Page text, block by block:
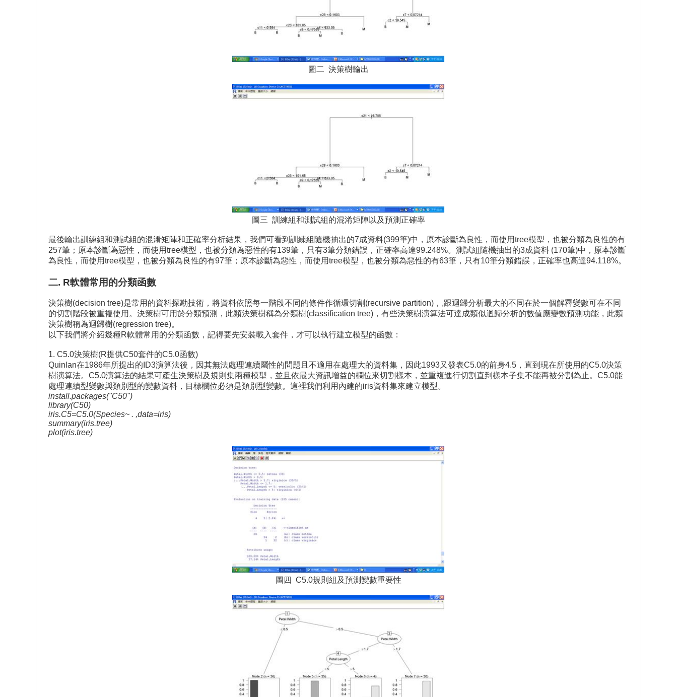
圖二 決策樹輸出
圖三 訓練組和測試組的混淆矩陣以及預測正確率
最後輸出訓練組和測試組的混淆矩陣和正確率分析結果，我們可看到訓練組隨機抽出的7成資料(399筆)中，原本診斷為良性，而使用tree模型，也被分類為良性的有
257筆；原本診斷為惡性，而使用tree模型，也被分類為惡性的有139筆，只有3筆分類錯誤，正確率高達99.248%。測試組隨機抽出的3成資料 (170筆)中，原本診斷
為良性，而使用tree模型，也被分類為良性的有97筆；原本診斷為惡性，而使用tree模型，也被分類為惡性的有63筆，只有10筆分類錯誤，正確率也高達94.118%。
二. R軟體常用的分類函數
決策樹(decision tree)是常用的資料探勘技術，將資料依照每一階段不同的條件作循環切割(recursive partition)，,跟迴歸分析最大的不同在於一個解釋變數可在不同
的切割階段被重複使用。決策樹可用於分類預測，此類決策樹稱為分類樹(classification tree)，有些決策樹演算法可達成類似迴歸分析的數值應變數預測功能，此類
決策樹稱為迴歸樹(regression tree)。
以下我們將介紹幾種R軟體常用的分類函數，記得要先安裝載入套件，才可以執行建立模型的函數：
1. C5.0決策樹(R提供C50套件的C5.0函數)
Quinlan在1986年所提出的ID3演算法後，因其無法處理連續屬性的問題且不適用在處理大的資料集，因此1993又發表C5.0的前身4.5，直到現在所使用的C5.0決策
樹演算法。C5.0演算法的結果可產生決策樹及規則集兩種模型，並且依最大資訊增益的欄位來切割樣本，並重複進行切割直到樣本子集不能再被分割為止。C5.0能
處理連續型變數與類別型的變數資料，目標欄位必須是類別型變數。這裡我們利用內建的iris資料集來建立模型。
install.packages("C50")
library(C50)
iris.C5=C5.0(Species~ . ,data=iris)
summary(iris.tree)
plot(iris.tree)
圖四 C5.0規則組及預測變數重要性